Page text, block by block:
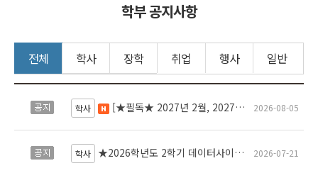
학부 공지사항
전체 학사 장학 취업 행사 일반
공지 학사 새 글[★필독★ 2027년 2월, 2027년 8월 졸업예정자 대상 졸업프로젝트 필수사항] <인공지능프로젝트2> 교과목 수강신청 및 주요일정 안내 [★Must Read★ Graduation Project Requirements for Students Expected to Graduating in Feb 2026,Aug 2027]<Artificial Intelligence Project2> Guiding of the registration and schedule 2026-08-05
공지 학사 ★2026학년도 2학기 데이터사이언스학부 수강신청 안내★Course Registration Guide for the Fall 2026 Semester – School of Data Science★ 2026-07-21